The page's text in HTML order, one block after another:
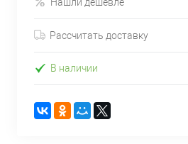
Рассчитать доставку
В наличии